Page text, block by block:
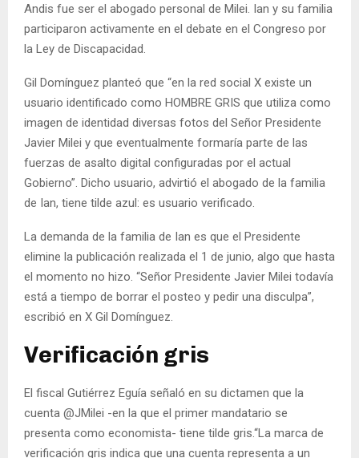
Andis fue ser el abogado personal de Milei. Ian y su familia
participaron activamente en el debate en el Congreso por
la Ley de Discapacidad.
Gil Domínguez planteó que “en la red social X existe un
usuario identificado como HOMBRE GRIS que utiliza como
imagen de identidad diversas fotos del Señor Presidente
Javier Milei y que eventualmente formaría parte de las
fuerzas de asalto digital configuradas por el actual
Gobierno”. Dicho usuario, advirtió el abogado de la familia
de Ian, tiene tilde azul: es usuario verificado.
La demanda de la familia de Ian es que el Presidente
elimine la publicación realizada el 1 de junio, algo que hasta
el momento no hizo. “Señor Presidente Javier Milei todavía
está a tiempo de borrar el posteo y pedir una disculpa”,
escribió en X Gil Domínguez.
Verificación gris
El fiscal Gutiérrez Eguía señaló en su dictamen que la
cuenta @JMilei -en la que el primer mandatario se
presenta como economista- tiene tilde gris.“La marca de
verificación gris indica que una cuenta representa a un